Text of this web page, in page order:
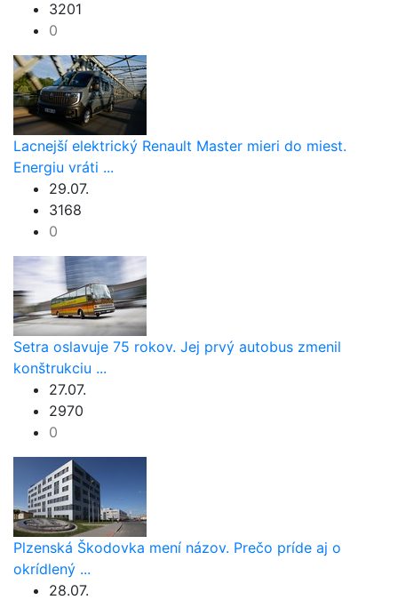
3201
0
Lacnejší elektrický Renault Master mieri do miest.
Energiu vráti ...
29.07.
3168
0
Setra oslavuje 75 rokov. Jej prvý autobus zmenil
konštrukciu ...
27.07.
2970
0
Plzenská Škodovka mení názov. Prečo príde aj o
okrídlený ...
28.07.